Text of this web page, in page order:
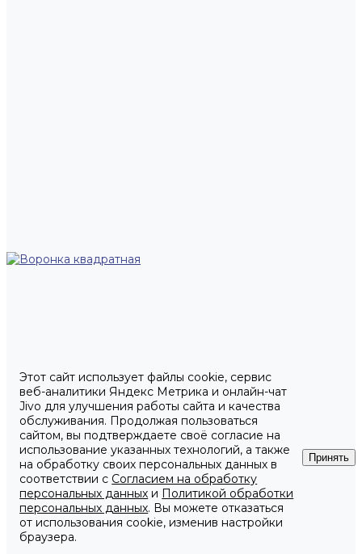
Этот сайт использует файлы cookie, сервис
веб-аналитики Яндекс Метрика и онлайн-чат
Jivo для улучшения работы сайта и качества
обслуживания. Продолжая пользоваться
сайтом, вы подтверждаете своё согласие на
использование указанных технологий, а также
на обработку своих персональных данных в
соответствии с Согласием на обработку
персональных данных и Политикой обработки
персональных данных. Вы можете отказаться
от использования cookie, изменив настройки
браузера.
Принять